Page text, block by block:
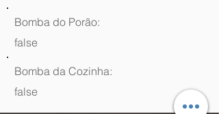
Bomba do Porão:
false
Bomba da Cozinha:
false